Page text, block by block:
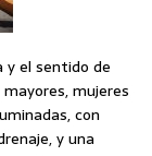
y el sentido de
mujeres
con
y una